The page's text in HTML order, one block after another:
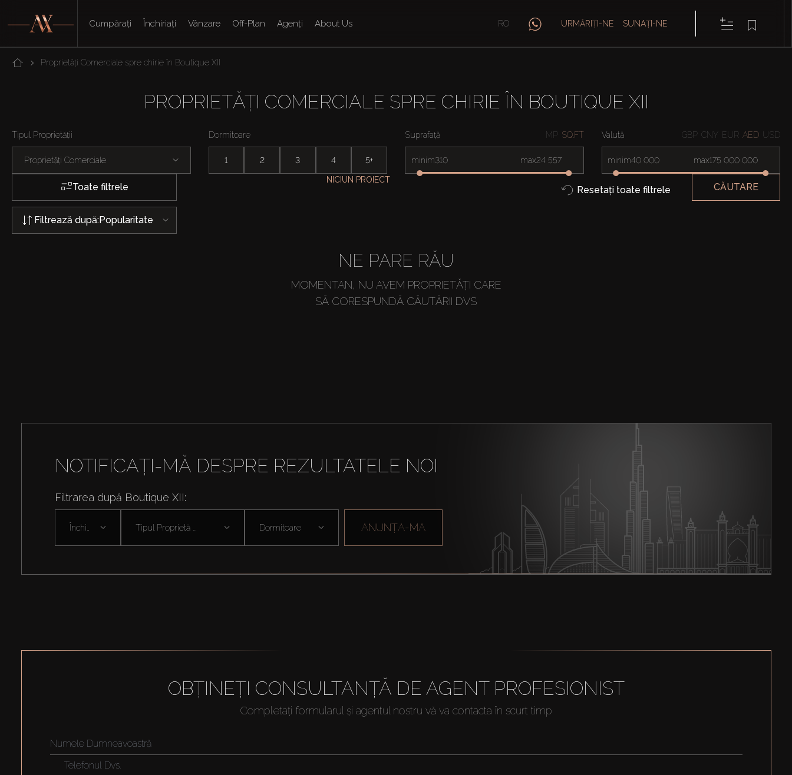
Cumpărați Închiriați Vânzare Off-Plan Agenți About Us RO URMĂRIȚI-NE SUNAȚI-NE
Proprietăți Comerciale spre chirie în Boutique XII
PROPRIETĂȚI COMERCIALE SPRE CHIRIE ÎN BOUTIQUE XII
Tipul Proprietății
Proprietăți Comerciale
Dormitoare
1 2 3 4 5+
Suprafață MP SQ.FT
minim max
Valută GBP CNY EUR AED USD
minim max
Toate filtrele
NICIUN PROIECT
Resetați toate filtrele CĂUTARE
Filtrează după:Popularitate
NE PARE RĂU
MOMENTAN, NU AVEM PROPRIETĂȚI CARE
SĂ CORESPUNDĂ CĂUTĂRII DVS
NOTIFICAȚI-MĂ DESPRE REZULTATELE NOI
Filtrarea după Boutique XII:
Tipul Proprietă ... Dormitoare ANUNȚA-MA
OBȚINEȚI CONSULTANȚĂ DE AGENT PROFESIONIST
Completați formularul și agentul nostru vă va contacta în scurt timp